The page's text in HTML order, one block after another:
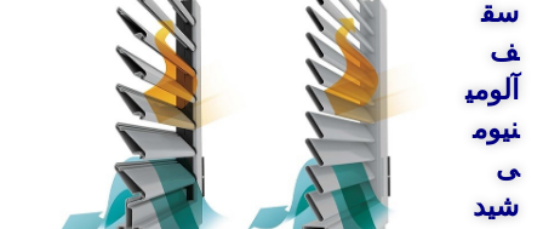
سق
ف
آلومی
نیوم
ی
شید